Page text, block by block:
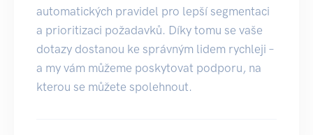
automatických pravidel pro lepší segmentaci
a prioritizaci požadavků. Díky tomu se vaše
dotazy dostanou ke správným lidem rychleji –
a my vám můžeme poskytovat podporu, na
kterou se můžete spolehnout.